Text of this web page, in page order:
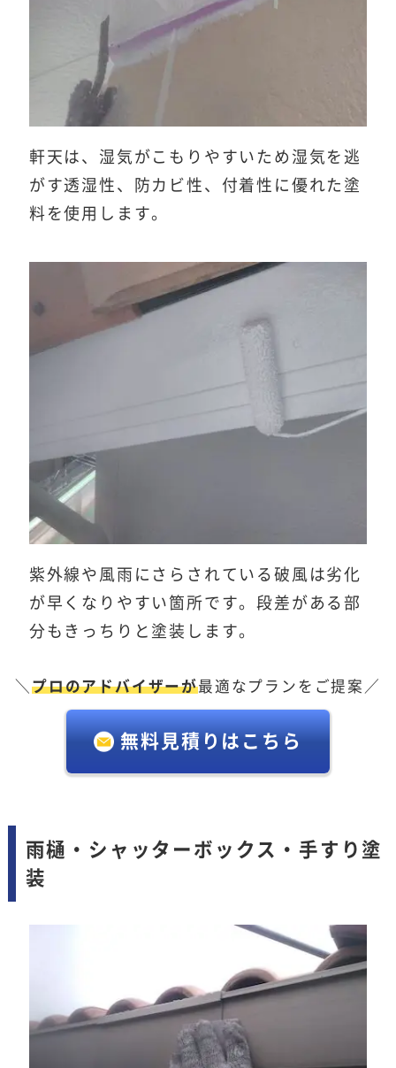
軒天は、湿気がこもりやすいため湿気を逃
がす透湿性、防カビ性、付着性に優れた塗
料を使用します。
紫外線や風雨にさらされている破風は劣化
が早くなりやすい箇所です。段差がある部
分もきっちりと塗装します。
＼プロのアドバイザーが最適なプランをご提案／
無料見積りはこちら
雨樋・シャッターボックス・手すり塗
装